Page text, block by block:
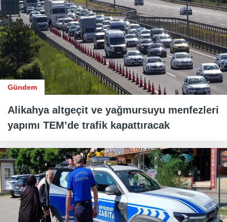
Gündem
Alikahya altgeçit ve yağmursuyu menfezleri
yapımı TEM’de trafik kapattıracak